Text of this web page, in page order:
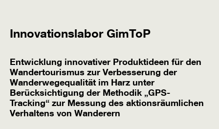
Innovationslabor GimToP
Entwicklung innovativer Produktideen für den
Wandertourismus zur Verbesserung der
Wanderwegequalität im Harz unter
Berücksichtigung der Methodik „GPS-
Tracking“ zur Messung des aktionsräumlichen
Verhaltens von Wanderern